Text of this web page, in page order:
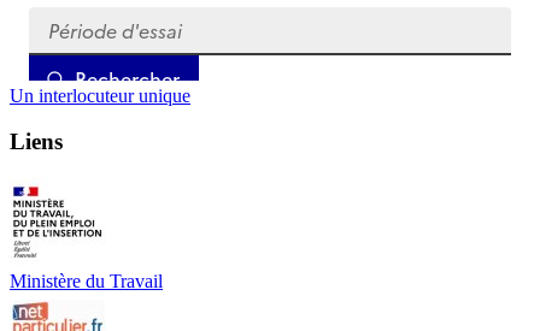
Un interlocuteur unique
Liens
Ministère du Travail